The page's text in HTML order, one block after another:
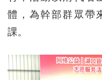
體，為幹部群眾帶
課。